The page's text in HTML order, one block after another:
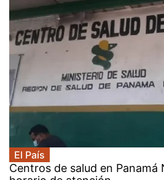
El País
Centros de salud en